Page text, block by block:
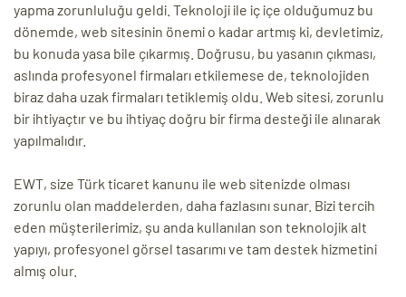
yapma zorunluluğu geldi. Teknoloji ile iç içe olduğumuz bu
dönemde, web sitesinin önemi o kadar artmış ki, devletimiz,
bu konuda yasa bile çıkarmış. Doğrusu, bu yasanın çıkması,
aslında profesyonel firmaları etkilemese de, teknolojiden
biraz daha uzak firmaları tetiklemiş oldu. Web sitesi, zorunlu
bir ihtiyaçtır ve bu ihtiyaç doğru bir firma desteği ile alınarak
yapılmalıdır.
EWT, size Türk ticaret kanunu ile web sitenizde olması
zorunlu olan maddelerden, daha fazlasını sunar. Bizi tercih
eden müşterilerimiz, şu anda kullanılan son teknolojik alt
yapıyı, profesyonel görsel tasarımı ve tam destek hizmetini
almış olur.